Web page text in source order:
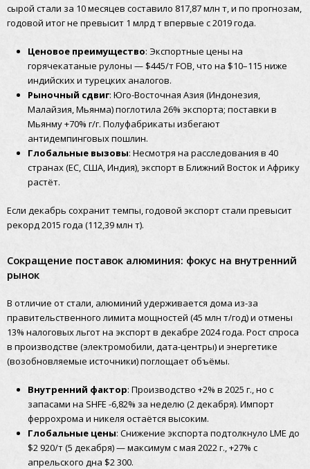
сырой стали за 10 месяцев составило 817,87 млн т, и по прогнозам,
годовой итог не превысит 1 млрд т впервые с 2019 года.
Ценовое преимущество: Экспортные цены на
горячекатаные рулоны — $445/т FOB, что на $10–115 ниже
индийских и турецких аналогов.
Рыночный сдвиг: Юго-Восточная Азия (Индонезия,
Малайзия, Мьянма) поглотила 26% экспорта; поставки в
Мьянму +70% г/г. Полуфабрикаты избегают
антидемпинговых пошлин.
Глобальные вызовы: Несмотря на расследования в 40
странах (ЕС, США, Индия), экспорт в Ближний Восток и Африку
растёт.
Если декабрь сохранит темпы, годовой экспорт стали превысит
рекорд 2015 года (112,39 млн т).
Сокращение поставок алюминия: фокус на внутренний
рынок
В отличие от стали, алюминий удерживается дома из-за
правительственного лимита мощностей (45 млн т/год) и отмены
13% налоговых льгот на экспорт в декабре 2024 года. Рост спроса
в производстве (электромобили, дата-центры) и энергетике
(возобновляемые источники) поглощает объёмы.
Внутренний фактор: Производство +2% в 2025 г., но с
запасами на SHFE -6,82% за неделю (2 декабря). Импорт
феррохрома и никеля остаётся высоким.
Глобальные цены: Снижение экспорта подтолкнуло LME до
$2 920/т (5 декабря) — максимум с мая 2022 г., +27% с
апрельского дна $2 300.